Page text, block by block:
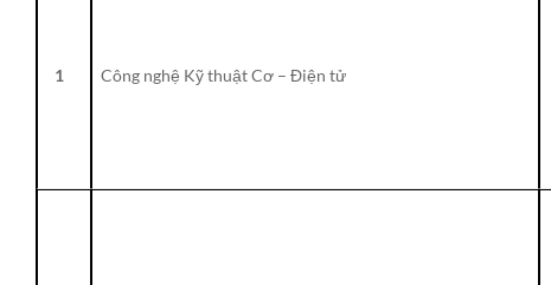
1 Công nghệ Kỹ thuật Cơ – Điện tử